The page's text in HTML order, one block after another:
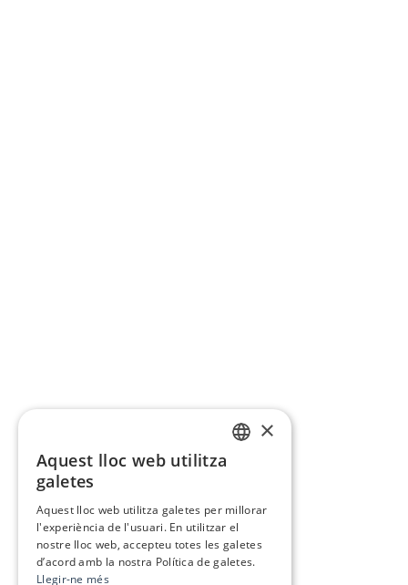
×
Aquest lloc web utilitza
galetes
Aquest lloc web utilitza galetes per millorar
l'experiència de l'usuari. En utilitzar el
nostre lloc web, accepteu totes les galetes
d’acord amb la nostra Política de galetes.
Llegir-ne més